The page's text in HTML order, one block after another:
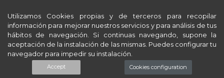
Utilizamos Cookies propias y de terceros para recopilar
información para mejorar nuestros servicios y para análisis de tus
hábitos de navegación. Si continuas navegando, supone la
aceptación de la instalación de las mismas. Puedes configurar tu
navegador para impedir su instalación.
Accept Cookies configuration
Ttest
© 2026 - BSI - Bodegas San Isidro